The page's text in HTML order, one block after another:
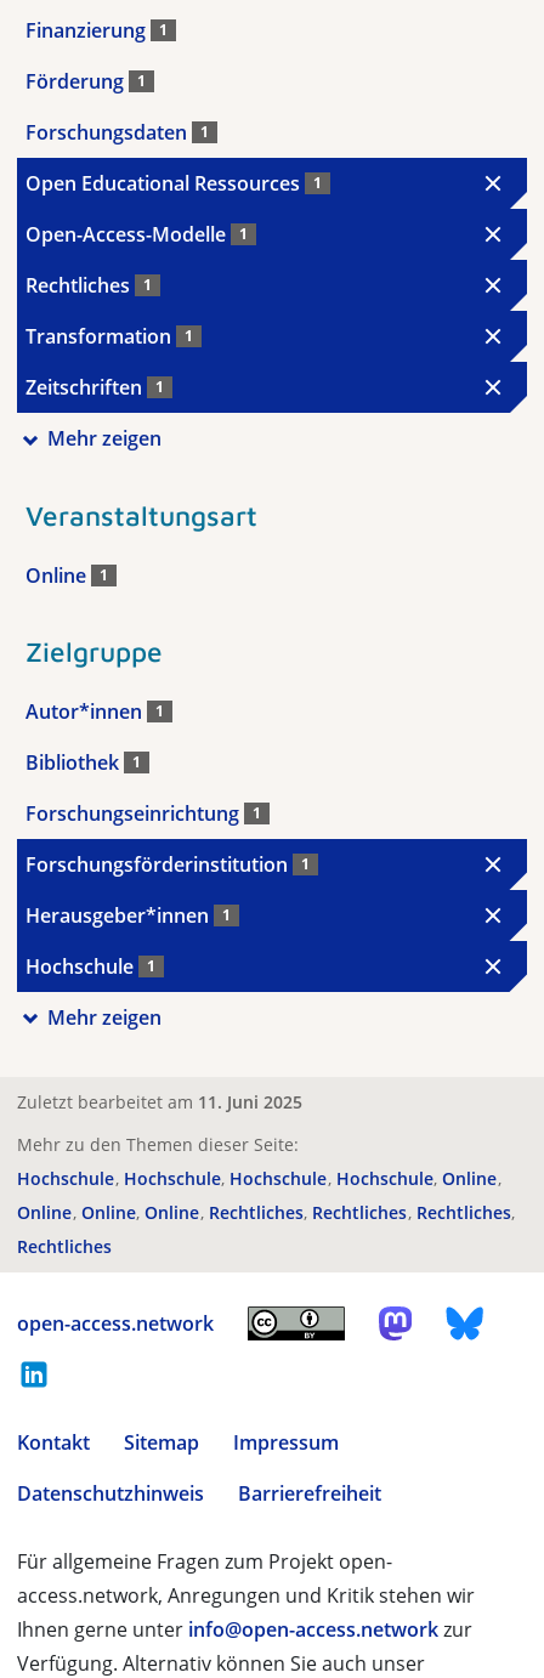
Finanzierung 1
Förderung 1
Forschungsdaten 1
Open Educational Ressources 1
Open-Access-Modelle 1
Rechtliches 1
Transformation 1
Zeitschriften 1
Mehr zeigen
Veranstaltungsart
Online 1
Zielgruppe
Autor*innen 1
Bibliothek 1
Forschungseinrichtung 1
Forschungsförderinstitution 1
Herausgeber*innen 1
Hochschule 1
Mehr zeigen
Zuletzt bearbeitet am 11. Juni 2025
Mehr zu den Themen dieser Seite:
Hochschule Hochschule Hochschule Hochschule Online
Online Online Online Rechtliches Rechtliches Rechtliches
Rechtliches
open-access.network
Kontakt Sitemap
Impressum
Datenschutzhinweis
Barrierefreiheit
Für allgemeine Fragen zum Projekt open-
access.network, Anregungen und Kritik stehen wir
Ihnen gerne unter info@open-access.networkzur
Verfügung. Alternativ können Sie auch unser